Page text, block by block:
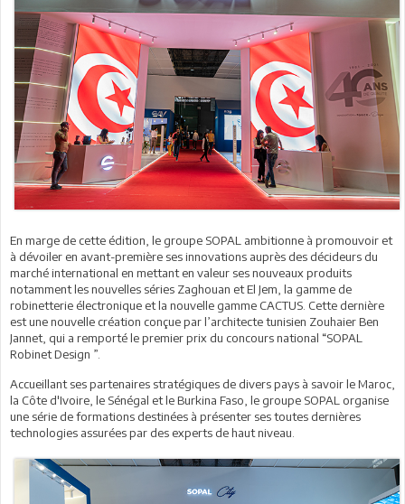
En marge de cette édition, le groupe SOPAL ambitionne à promouvoir et
à dévoiler en avant-première ses innovations auprès des décideurs du
marché international en mettant en valeur ses nouveaux produits
notamment les nouvelles séries Zaghouan et El Jem, la gamme de
robinetterie électronique et la nouvelle gamme CACTUS. Cette dernière
est une nouvelle création conçue par l’architecte tunisien Zouhaier Ben
Jannet, qui a remporté le premier prix du concours national “SOPAL
Robinet Design ”.
Accueillant ses partenaires stratégiques de divers pays à savoir le Maroc,
la Côte d'Ivoire, le Sénégal et le Burkina Faso, le groupe SOPAL organise
une série de formations destinées à présenter ses toutes dernières
technologies assurées par des experts de haut niveau.